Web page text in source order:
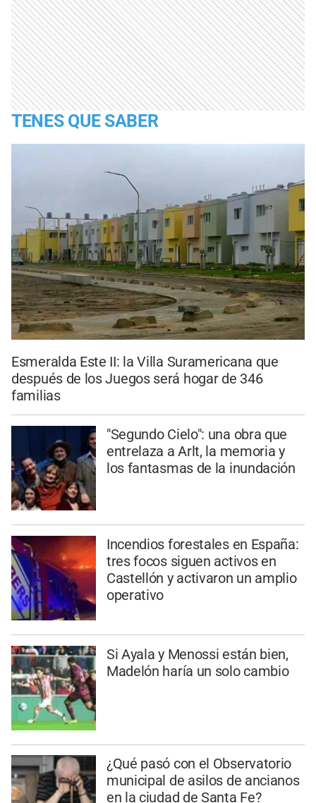
TENES QUE SABER
Esmeralda Este II: la Villa Suramericana que
después de los Juegos será hogar de 346
familias
"Segundo Cielo": una obra que
entrelaza a Arlt, la memoria y
los fantasmas de la inundación
Incendios forestales en España:
tres focos siguen activos en
Castellón y activaron un amplio
operativo
Si Ayala y Menossi están bien,
Madelón haría un solo cambio
¿Qué pasó con el Observatorio
municipal de asilos de ancianos
en la ciudad de Santa Fe?